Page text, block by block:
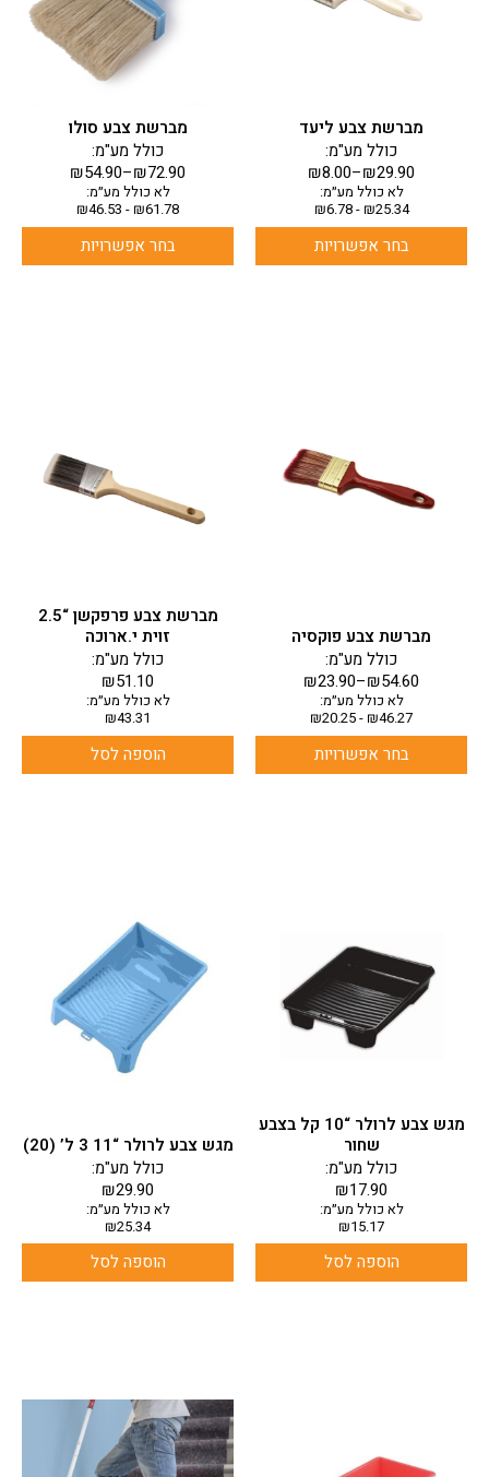
מברשת צבע ליעד
₪8.00–₪29.90
כולל מע"מ:
לא כולל מע״מ:
₪25.34
-
₪6.78
בחר אפשרויות
המוצר
מברשת צבע סולו
₪54.90–₪72.90
כולל מע"מ:
לא כולל מע״מ:
₪61.78
-
₪46.53
בחר אפשרויות
ניתן
לבחור
את
האפשרויות
המוצר
מברשת צבע פוקסיה
₪23.90–₪54.60
כולל מע"מ:
לא כולל מע״מ:
₪46.27
-
₪20.25
בחר אפשרויות
מספר
סוגים.
מברשת צבע פרפקשן “2.5
זוית י.ארוכה
₪51.10
כולל מע"מ:
לא כולל מע״מ:
₪43.31
הוספה לסל
מגש צבע לרולר “10 קל בצבע
שחור
₪17.90
כולל מע"מ:
לא כולל מע״מ:
₪15.17
הוספה לסל
מגש צבע לרולר “11 3 ל’ (20)
₪29.90
כולל מע"מ:
לא כולל מע״מ:
₪25.34
הוספה לסל